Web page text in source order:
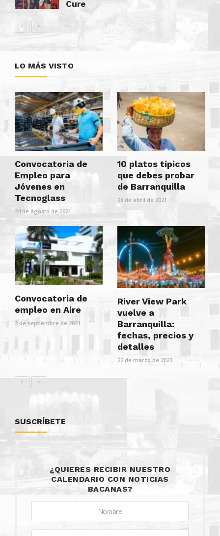
Cure
LO MÁS VISTO
Convocatoria de
Empleo para
Jóvenes en
Tecnoglass
24 de agosto de 2021
10 platos típicos
que debes probar
de Barranquilla
28 de abril de 2021
Convocatoria de
empleo en Aire
2 de septiembre de 2021
River View Park
vuelve a
Barranquilla:
fechas, precios y
detalles
22 de marzo de 2023
SUSCRÍBETE
¿QUIERES RECIBIR NUESTRO
CALENDARIO CON NOTICIAS
BACANAS?